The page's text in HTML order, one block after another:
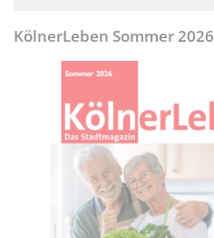
KölnerLeben Sommer 2026